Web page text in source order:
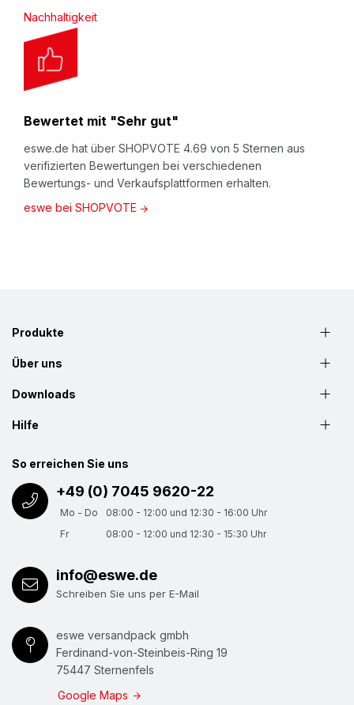
Nachhaltigkeit
Bewertet mit "Sehr gut"
eswe.de hat über SHOPVOTE 4.69 von 5 Sternen aus
verifizierten Bewertungen bei verschiedenen
Bewertungs- und Verkaufsplattformen erhalten.
eswe bei SHOPVOTE
Produkte
Über uns
Downloads
Hilfe
So erreichen Sie uns
+49 (0) 7045 9620-22
Mo - Do
08:00 - 12:00 und 12:30 - 16:00 Uhr
Fr
08:00 - 12:00 und 12:30 - 15:30 Uhr
info@eswe.de
Schreiben Sie uns per E-Mail
eswe versandpack gmbh
Ferdinand-von-Steinbeis-Ring 19
75447 Sternenfels
Google Maps